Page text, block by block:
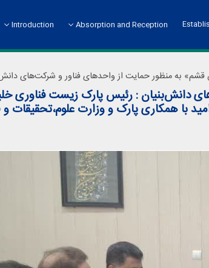
Introduction
Head Office
Public Relations
Absorption and Reception
دانش‌بنیان : رئیس پارک زیست فناوری
همکاری پارک و وزارت علوم،تحقیقات و